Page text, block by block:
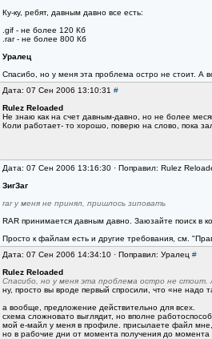
Ку-ку, ребят, давным давно все есть:
.gif - не более 120 Кб
.rar - не более 800 Кб
Уралец
Спасибо, но у меня эта проблема остро не стоит. А
Дата: 07 Сен 2006 13:10:31 #
Rulez Reloaded
Не знаю как на счет давным-давно, но не более
Коли работает- то хорошо, поверю на слово, пока
Дата: 07 Сен 2006 13:16:30 · Поправил: Rulez
ЗигЗаг
rar у меня не принял, пришлось зиповать
RAR принимается давным давно. Заюзайте поиск в
Просто к файлам есть и другие требования, см.
Дата: 07 Сен 2006 14:34:10 · Поправил: Уралец #
Rulez Reloaded
Спасибо, но у меня эта проблема остро не
ну, просто вы вроде первый спросили, что «не надо
а вообще, предложение действительно для всех.
схема сложновато выглядит, но вполне
мой е-майл у меня в профиле. присылаете файл мне,
но в рабочие дни от момента получения до